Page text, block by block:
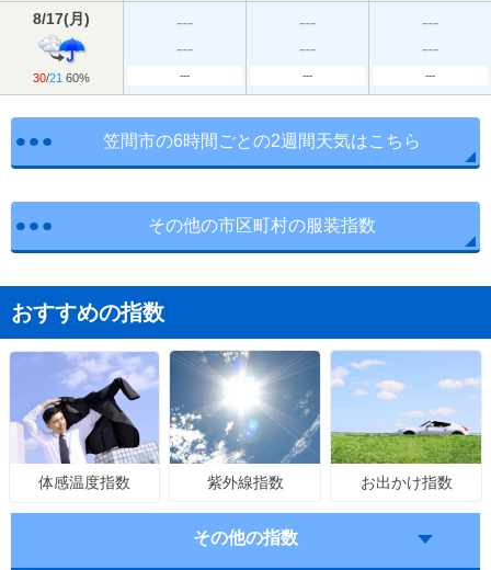
8/17(月 )
30/21 60%
---
---
---
---
---
---
---
---
---
笠間市の6時間ごとの2週間天気はこちら
その他の市区町村の服装指数
おすすめの指数
体感温度指数 紫外線指数 お出かけ指数
その他の指数